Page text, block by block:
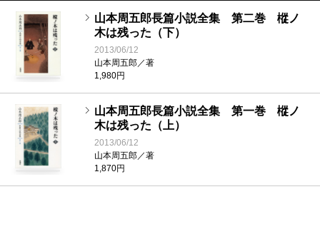
山本周五郎長篇小説全集 第二巻 樅ノ
木は残った（下）
2013/06/12
山本周五郎／著
1,980円
山本周五郎長篇小説全集 第一巻 樅ノ
木は残った（上）
2013/06/12
山本周五郎／著
1,870円